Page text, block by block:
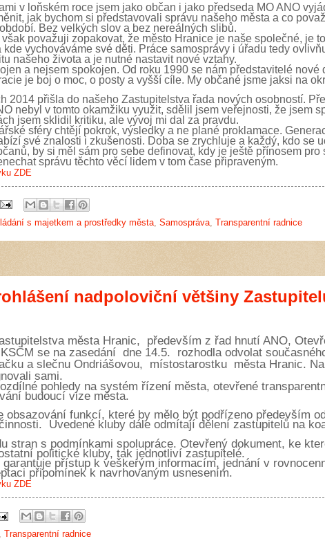
loňském roce jsem jako občan i jako předseda MO ANO
jak bychom si představovali správu našeho města a co
Bez velkých slov a bez nereálných slibů.
považuji zopakovat, že město Hranice je naše společné, je
kde vychováváme své děti. Práce samosprávy i úřadu tedy
našeho života a je nutné nastavit nové vztahy.
a nejsem spokojen. Od roku 1990 se nám představitelé nové
je boj o moc, o posty a vyšší cíle. My občané jsme jaksi na
přišla do našeho Zastupitelstva řada nových osobností.
nebyl v tomto okamžiku využit, sdělil jsem veřejnosti, že jsem
jsem sklidil kritiku, ale vývoj mi dal za pravdu.
sféry chtějí pokrok, výsledky a ne plané proklamace.
své znalosti i zkušenosti. Doba se zrychluje a každý, kdo se
by si měl sám pro sebe definovat, kdy je ještě přínosem pro
správu těchto věcí lidem v tom čase připraveným.
ZDE
s majetkem a prostředky města Samospráva Transparentní radnice
nadpoloviční většiny
města Hranic, především z řad hnutí ANO,
se na zasedání dne 14.5. rozhodla odvolat
a slečnu Ondriášovou, místostarostku města Hranic.
sami.
pohledy na systém řízení města, otevřené
budoucí vize města.
obsazování funkcí, které by mělo být podřízeno především
Uvedené kluby dále odmítají dělení zastupitelů na
stran s podmínkami spolupráce. Otevřený dokument, ke
politické kluby, tak jednotliví zastupitelé.
garantuje přístup k veškerým informacím, jednání v
připomínek k navrhovaným usnesením.
ZDE
Transparentní radnice